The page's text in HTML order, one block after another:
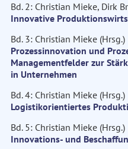
Bd. 2: Christian Mieke, Dirk
Innovative
Bd. 3: Christian Mieke (Hrsg.)
Prozessinnovation und
Managementfelder zur
in Unternehmen
Bd. 4: Christian Mieke (Hrsg.)
Logistikorientiertes
Bd. 5: Christian Mieke (Hrsg.)
Innovations- und